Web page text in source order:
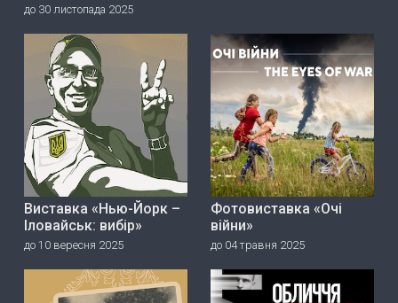
до 30 листопада 2025
Виставка «Нью-Йорк –
Іловайськ: вибір»
до 10 вересня 2025
Фотовиставка «Очі
війни»
до 04 травня 2025